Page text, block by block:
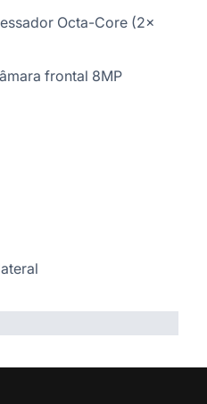
Octa-Core (2x
frontal 8MP